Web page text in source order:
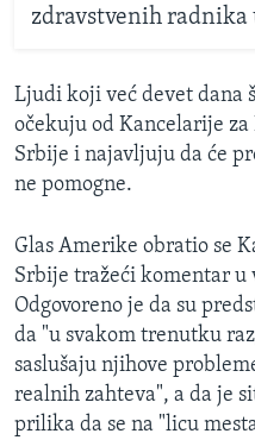
zdravstvenih radnika
Ljudi koji već devet dana
očekuju od Kancelarije
Srbije i najavljuju da će
ne pomogne.
Glas Amerike obratio se
Srbije tražeći komentar u
Odgovoreno je da su
da "u svakom trenutku
saslušaju njihove
realnih zahteva", a da je
prilika da se na "licu